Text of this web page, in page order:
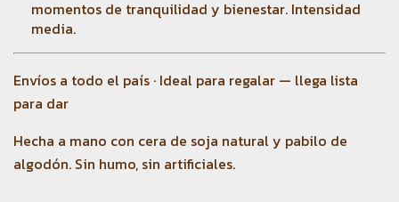
momentos de tranquilidad y bienestar. Intensidad
media.
Envíos a todo el país · Ideal para regalar — llega lista
para dar
Hecha a mano con cera de soja natural y pabilo de
algodón. Sin humo, sin artificiales.